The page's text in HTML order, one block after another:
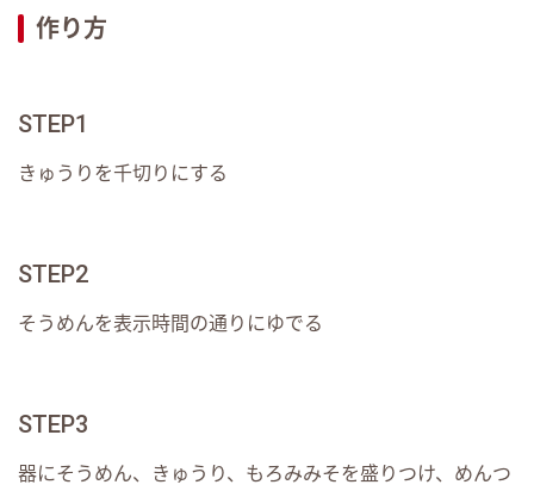
作り方
STEP1
きゅうりを千切りにする
STEP2
そうめんを表示時間の通りにゆでる
STEP3
器にそうめん、きゅうり、もろみみそを盛りつけ、めんつ